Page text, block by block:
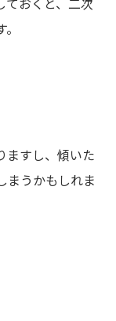
ますし、傾いた
まうかもしれま